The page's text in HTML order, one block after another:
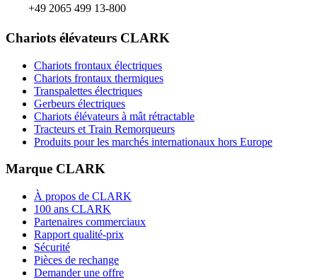
+49 2065 499 13-800
Chariots élévateurs CLARK
Chariots frontaux électriques
Chariots frontaux thermiques
Transpalettes électriques
Gerbeurs électriques
Chariots élévateurs à mât rétractable
Tracteurs et Train Remorqueurs
Produits pour les marchés internationaux hors Europe
Marque CLARK
À propos de CLARK
100 ans CLARK
Partenaires commerciaux
Rapport qualité-prix
Sécurité
Pièces de rechange
Demander une offre